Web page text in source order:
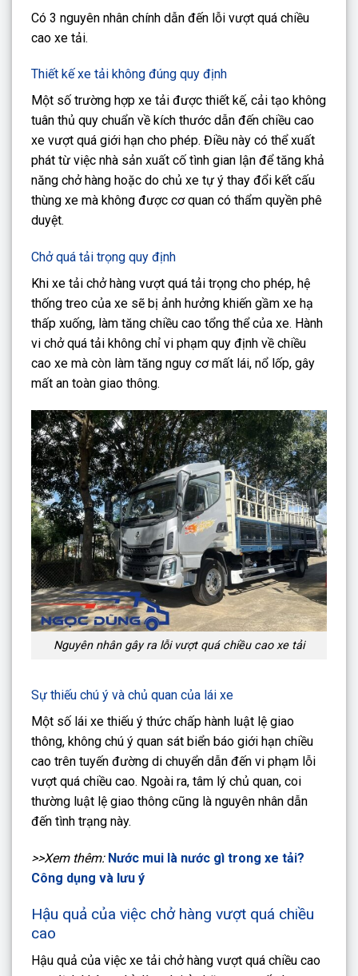
Có 3 nguyên nhân chính dẫn đến lỗi vượt quá chiều
cao xe tải.
Thiết kế xe tải không đúng quy định
Một số trường hợp xe tải được thiết kế, cải tạo không
tuân thủ quy chuẩn về kích thước dẫn đến chiều cao
xe vượt quá giới hạn cho phép. Điều này có thể xuất
phát từ việc nhà sản xuất cố tình gian lận để tăng khả
năng chở hàng hoặc do chủ xe tự ý thay đổi kết cấu
thùng xe mà không được cơ quan có thẩm quyền phê
duyệt.
Chở quá tải trọng quy định
Khi xe tải chở hàng vượt quá tải trọng cho phép, hệ
thống treo của xe sẽ bị ảnh hưởng khiến gầm xe hạ
thấp xuống, làm tăng chiều cao tổng thể của xe. Hành
vi chở quá tải không chỉ vi phạm quy định về chiều
cao xe mà còn làm tăng nguy cơ mất lái, nổ lốp, gây
mất an toàn giao thông.
Nguyên nhân gây ra lỗi vượt quá chiều cao xe tải
Sự thiếu chú ý và chủ quan của lái xe
Một số lái xe thiếu ý thức chấp hành luật lệ giao
thông, không chú ý quan sát biển báo giới hạn chiều
cao trên tuyến đường di chuyển dẫn đến vi phạm lỗi
vượt quá chiều cao. Ngoài ra, tâm lý chủ quan, coi
thường luật lệ giao thông cũng là nguyên nhân dẫn
đến tình trạng này.
>>Xem thêm: Nước mui là nước gì trong xe tải?
Công dụng và lưu ý
Hậu quả của việc chở hàng vượt quá chiều
cao
Hậu quả của việc xe tải chở hàng vượt quá chiều cao